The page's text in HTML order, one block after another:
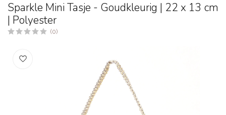
Sparkle Mini Tasje - Goudkleurig | 22 x 13 cm
| Polyester
(0)